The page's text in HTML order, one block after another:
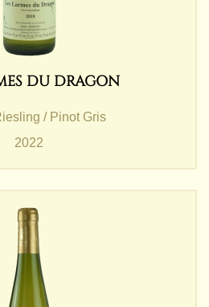
DU DRAGON
/ Pinot Gris
2022